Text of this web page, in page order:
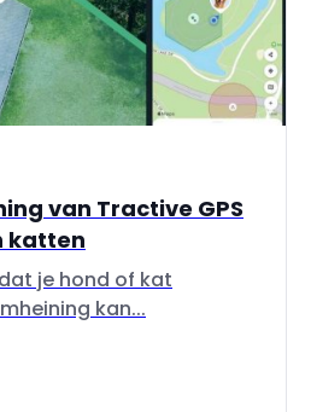
van Tractive GPS
katten
je hond of kat
kan...